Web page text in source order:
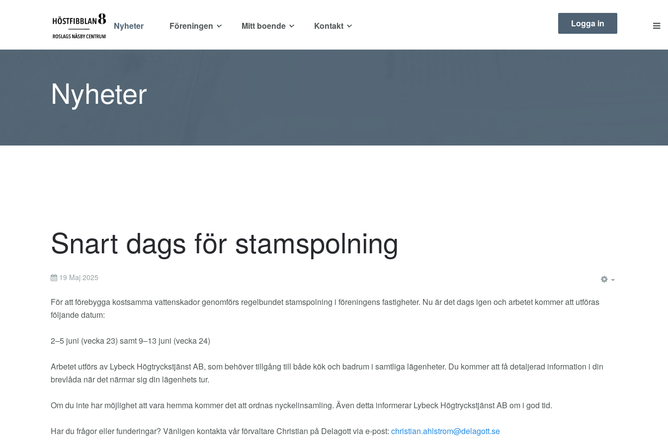
Nyheter Föreningen Mitt boende Kontakt Logga in
Nyheter
Snart dags för stamspolning
19 Maj 2025
För att förebygga kostsamma vattenskador genomförs regelbundet stamspolning i föreningens fastigheter. Nu är det dags igen och arbetet kommer att utföras
följande datum:
2–5 juni (vecka 23) samt 9–13 juni (vecka 24)
Arbetet utförs av Lybeck Högtryckstjänst AB, som behöver tillgång till både kök och badrum i samtliga lägenheter. Du kommer att få detaljerad information i din
brevlåda när det närmar sig din lägenhets tur.
Om du inte har möjlighet att vara hemma kommer det att ordnas nyckelinsamling. Även detta informerar Lybeck Högtryckstjänst AB om i god tid.
Har du frågor eller funderingar? Vänligen kontakta vår förvaltare Christian på Delagott via e-post: